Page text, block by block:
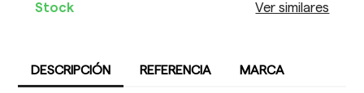
Stock Ver similares
DESCRIPCIÓN REFERENCIA MARCA